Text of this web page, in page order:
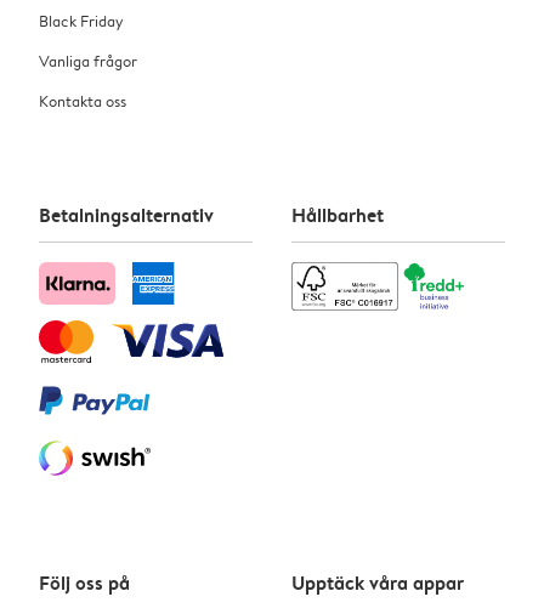
Black Friday
Vanliga frågor
Kontakta oss
Betalningsalternativ Hållbarhet
Följ oss på Upptäck våra appar